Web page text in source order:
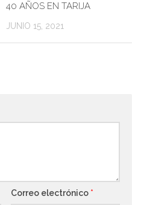
40 AÑOS EN TARIJA
JUNIO 15, 2021
Correo electrónico *